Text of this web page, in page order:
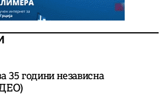
35 години независна